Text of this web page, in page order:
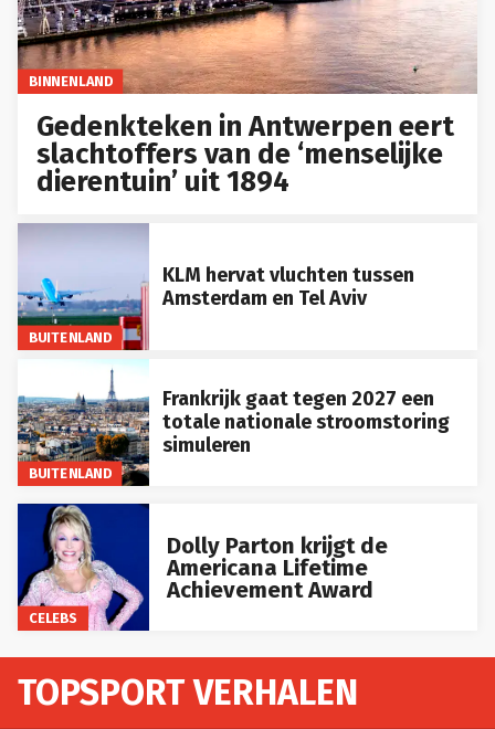
BINNENLAND
Gedenkteken in Antwerpen eert
slachtoffers van de ‘menselijke
dierentuin’ uit 1894
BUITENLAND
KLM hervat vluchten tussen
Amsterdam en Tel Aviv
BUITENLAND
Frankrijk gaat tegen 2027 een
totale nationale stroomstoring
simuleren
CELEBS
Dolly Parton krijgt de
Americana Lifetime
Achievement Award
TOPSPORT VERHALEN